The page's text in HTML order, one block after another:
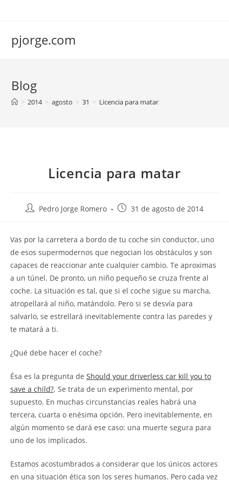
pjorge.com
Blog
> 2014 > agosto > 31 > Licencia para matar
Licencia para matar
Autor
entrada:
Pedro Jorge Romero
Publicación
entrada:
31 de agosto de 2014
Vas por la carretera a bordo de tu coche sin conductor, uno
de esos supermodernos que negocian los obstáculos y son
capaces de reaccionar ante cualquier cambio. Te aproximas
a un túnel. De pronto, un niño pequeño se cruza frente al
coche. La situación es tal, que si el coche sigue su marcha,
atropellará al niño, matándolo. Pero si se desvía para
salvarlo, se estrellará inevitablemente contra las paredes y
te matará a ti.
¿Qué debe hacer el coche?
Ésa es la pregunta de Should your driverless car kill you to
save a child?. Se trata de un experimento mental, por
supuesto. En muchas circunstancias reales habrá una
tercera, cuarta o enésima opción. Pero inevitablemente, en
algún momento se dará ese caso: una muerte segura para
uno de los implicados.
Estamos acostumbrados a considerar que los únicos actores
en una situación ética son los seres humanos. Pero cada vez